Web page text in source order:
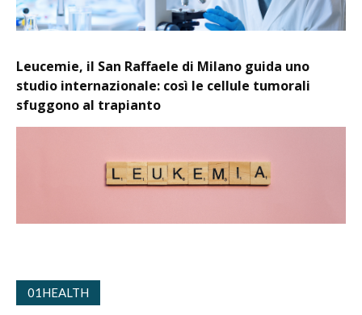
Leucemie, il San Raffaele di Milano guida uno
studio internazionale: così le cellule tumorali
sfuggono al trapianto
01HEALTH